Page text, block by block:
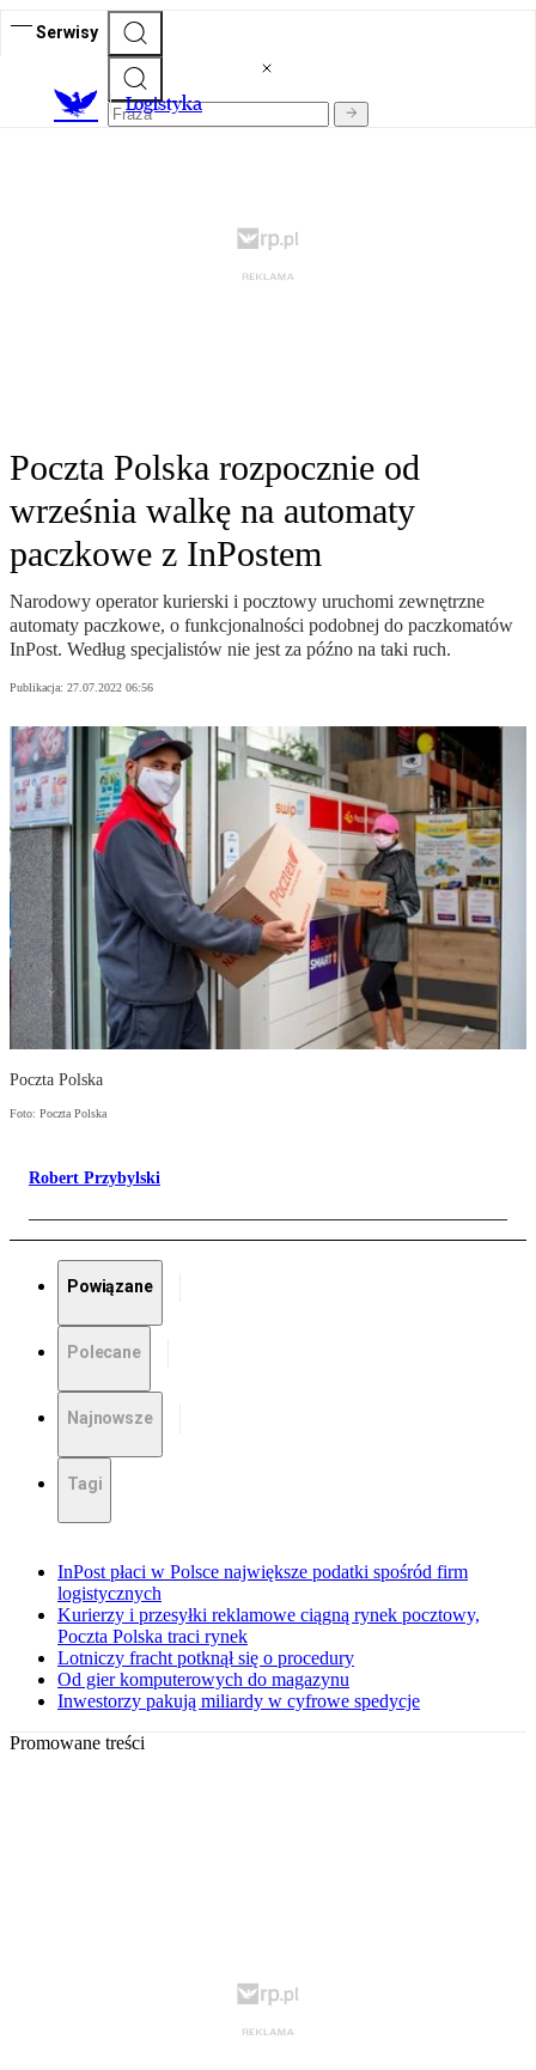
Serwisy
Logistyka
Poczta Polska rozpocznie od
września walkę na automaty
paczkowe z InPostem
Narodowy operator kurierski i pocztowy uruchomi zewnętrzne
automaty paczkowe, o funkcjonalności podobnej do paczkomatów
InPost. Według specjalistów nie jest za późno na taki ruch.
Publikacja: 27.07.2022 06:56
Poczta Polska
Foto: Poczta Polska
Robert Przybylski
Powiązane
Polecane
Najnowsze
Tagi
InPost płaci w Polsce największe podatki spośród firm
logistycznych
Kurierzy i przesyłki reklamowe ciągną rynek pocztowy,
Poczta Polska traci rynek
Lotniczy fracht potknął się o procedury
Od gier komputerowych do magazynu
Inwestorzy pakują miliardy w cyfrowe spedycje
Promowane treści